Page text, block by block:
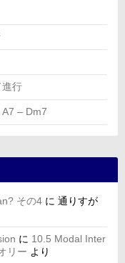
進行
– Dm7
その4 に 通りすが
に 10.5 Modal Inter
リー より